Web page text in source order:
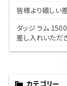
皆様より嬉しい
ダッジ ラム
差し入れいただき
カテゴリー